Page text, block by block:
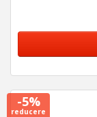
-5%
reducere